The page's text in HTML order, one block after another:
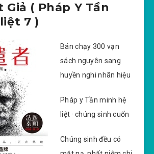
Giả ( Pháp Y Tần
7 )
Bán chạy 300 vạn
sách nguyên sang
huyền nghi nhãn hiệu
Pháp y Tần minh hệ
liệt · chúng sinh cuốn
Chúng sinh đều có